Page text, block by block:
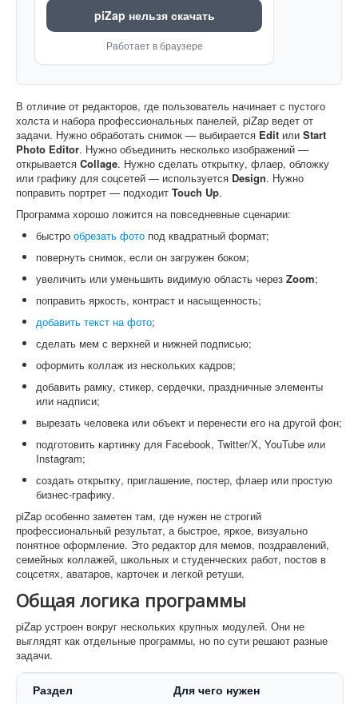
piZap нельзя скачать
Работает в браузере
В отличие от редакторов, где пользователь начинает с пустого
холста и набора профессиональных панелей, piZap ведет от
задачи. Нужно обработать снимок — выбирается Edit или Start
Photo Editor. Нужно объединить несколько изображений —
открывается Collage. Нужно сделать открытку, флаер, обложку
или графику для соцсетей — используется Design. Нужно
поправить портрет — подходит Touch Up.
Программа хорошо ложится на повседневные сценарии:
быстро обрезать фото под квадратный формат;
повернуть снимок, если он загружен боком;
увеличить или уменьшить видимую область через Zoom;
поправить яркость, контраст и насыщенность;
добавить текст на фото;
сделать мем с верхней и нижней подписью;
оформить коллаж из нескольких кадров;
добавить рамку, стикер, сердечки, праздничные элементы
или надписи;
вырезать человека или объект и перенести его на другой фон;
подготовить картинку для Facebook, Twitter/X, YouTube или
Instagram;
создать открытку, приглашение, постер, флаер или простую
бизнес-графику.
piZap особенно заметен там, где нужен не строгий
профессиональный результат, а быстрое, яркое, визуально
понятное оформление. Это редактор для мемов, поздравлений,
семейных коллажей, школьных и студенческих работ, постов в
соцсетях, аватаров, карточек и легкой ретуши.
Общая логика программы
piZap устроен вокруг нескольких крупных модулей. Они не
выглядят как отдельные программы, но по сути решают разные
задачи.
Раздел Для чего нужен